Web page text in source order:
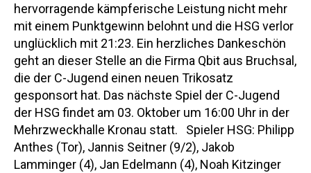
hervorragende kämpferische Leistung nicht mehr
mit einem Punktgewinn belohnt und die HSG verlor
unglücklich mit 21:23. Ein herzliches Dankeschön
geht an dieser Stelle an die Firma Qbit aus Bruchsal,
die der C-Jugend einen neuen Trikosatz
gesponsort hat. Das nächste Spiel der C-Jugend
der HSG findet am 03. Oktober um 16:00 Uhr in der
Mehrzweckhalle Kronau statt. Spieler HSG: Philipp
Anthes (Tor), Jannis Seitner (9/2), Jakob
Lamminger (4), Jan Edelmann (4), Noah Kitzinger